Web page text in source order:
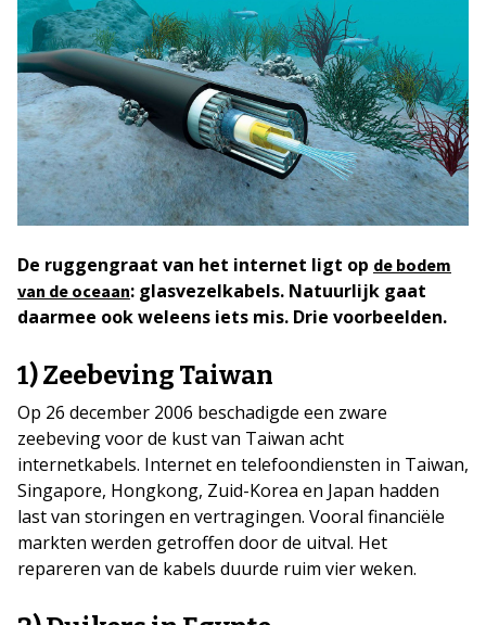
De ruggengraat van het internet ligt op de bodem
van de oceaan: glasvezelkabels. Natuurlijk gaat
daarmee ook weleens iets mis. Drie voorbeelden.
1) Zeebeving Taiwan
Op 26 december 2006 beschadigde een zware
zeebeving voor de kust van Taiwan acht
internetkabels. Internet en telefoondiensten in Taiwan,
Singapore, Hongkong, Zuid-Korea en Japan hadden
last van storingen en vertragingen. Vooral financiële
markten werden getroffen door de uitval. Het
repareren van de kabels duurde ruim vier weken.